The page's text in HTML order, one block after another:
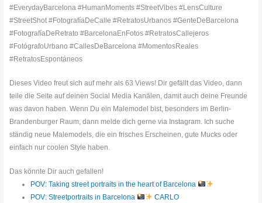
#EverydayBarcelona #HumanMoments #StreetVibes #LensCulture
#StreetShot #FotografíaDeCalle #RetratosUrbanos #GenteDeBarcelona
#FotografíaDeRetrato #BarcelonaEnFotos #RetratosCallejeros
#FotógrafoUrbano #CallesDeBarcelona #MomentosReales
#RetratosEspontáneos
Dieses Video freut sich auf mehr als 63 Views! Dir gefällt das Video, dann
teile die Seite auf deinen Social Media Kanälen, damit auch deine Freunde
was davon haben. Wenn Du ein Malemodel bist, besonders im Berlin-
Brandenburger Raum, dann melde dich gerne via Instagram. Ich suche
ständig neue Malemodels, die ein frisches Erscheinen, gute Mucks oder
einfach nur coolen Style haben.
Das könnte Dir auch gefallen!
POV: Taking street portraits in the heart of Barcelona
POV: Streetportraits in Barcelona
CARLO